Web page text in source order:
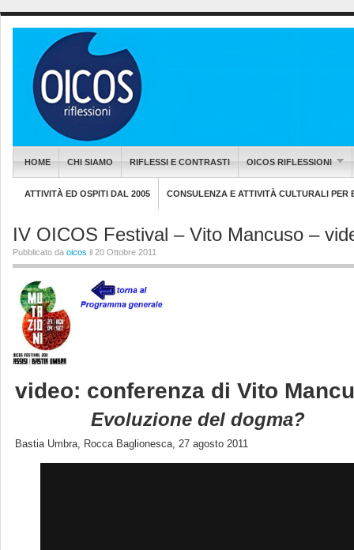
HOME CHI SIAMO RIFLESSI E CONTRASTI OICOS RIFLESSIONI
ATTIVITÀ ED OSPITI DAL 2005 CONSULENZA E ATTIVITÀ CULTURALI PER
IV OICOS Festival – Vito Mancuso –
Pubblicato da oicos il 20 Ottobre 2011
video: conferenza di Vito
Evoluzione del dogma?
Bastia Umbra, Rocca Baglionesca, 27 agosto 2011